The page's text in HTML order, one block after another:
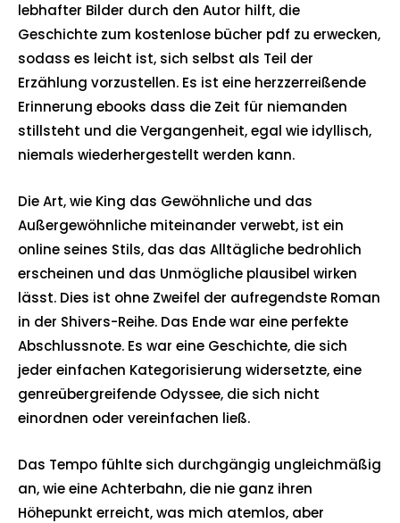
lebhafter Bilder durch den Autor hilft, die
Geschichte zum kostenlose bücher pdf zu erwecken,
sodass es leicht ist, sich selbst als Teil der
Erzählung vorzustellen. Es ist eine herzzerreißende
Erinnerung ebooks dass die Zeit für niemanden
stillsteht und die Vergangenheit, egal wie idyllisch,
niemals wiederhergestellt werden kann.
Die Art, wie King das Gewöhnliche und das
Außergewöhnliche miteinander verwebt, ist ein
online seines Stils, das das Alltägliche bedrohlich
erscheinen und das Unmögliche plausibel wirken
lässt. Dies ist ohne Zweifel der aufregendste Roman
in der Shivers-Reihe. Das Ende war eine perfekte
Abschlussnote. Es war eine Geschichte, die sich
jeder einfachen Kategorisierung widersetzte, eine
genreübergreifende Odyssee, die sich nicht
einordnen oder vereinfachen ließ.
Das Tempo fühlte sich durchgängig ungleichmäßig
an, wie eine Achterbahn, die nie ganz ihren
Höhepunkt erreicht, was mich atemlos, aber